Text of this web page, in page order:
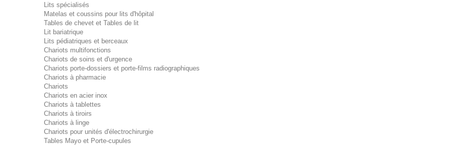
Lits spécialisés
Matelas et coussins pour lits d'hôpital
Tables de chevet et Tables de lit
Lit bariatrique
Lits pédiatriques et berceaux
Chariots multifonctions
Chariots de soins et d'urgence
Chariots porte-dossiers et porte-films radiographiques
Chariots à pharmacie
Chariots
Chariots en acier inox
Chariots à tablettes
Chariots à tiroirs
Chariots à linge
Chariots pour unités d'électrochirurgie
Tables Mayo et Porte-cupules